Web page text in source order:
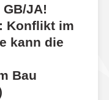
JA!
Konflikt im
kann die
Bau